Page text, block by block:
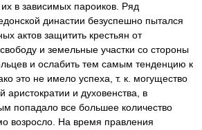
их в зависимых пароиков. Ряд
династии безуспешно пытался
актов защитить крестьян от
и земельные участки со стороны
и ослабить тем самым тенденцию к
это не имело успеха, т. к. могущество
аристократии и духовенства, в
попадало все большее количество
возросло. На время правления